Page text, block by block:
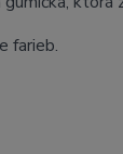
farieb.